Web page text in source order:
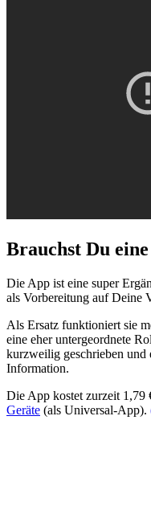
Brauchst Du
Die App ist eine super
als Vorbereitung auf Deine
Als Ersatz funktioniert sie
eine eher untergeordnete
kurzweilig geschrieben und
Information.
Die App kostet zurzeit 1,79
Geräte (als Universal-App).